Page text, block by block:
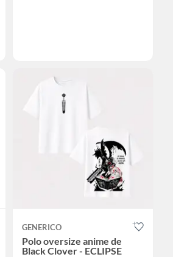
GENERICO
Polo oversize anime de
Black Clover - ECLIPSE